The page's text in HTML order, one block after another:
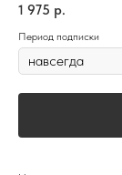
1 975 р.
Период подписки